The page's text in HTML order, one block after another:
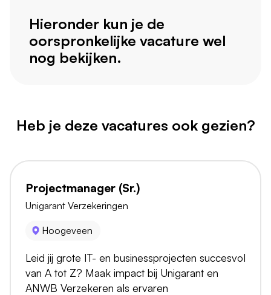
Hieronder kun je de
oorspronkelijke vacature wel
nog bekijken.
Heb je deze vacatures ook gezien?
Projectmanager (Sr.)
Unigarant Verzekeringen
Hoogeveen
Leid jij grote IT- en businessprojecten succesvol
van A tot Z? Maak impact bij Unigarant en
ANWB Verzekeren als ervaren